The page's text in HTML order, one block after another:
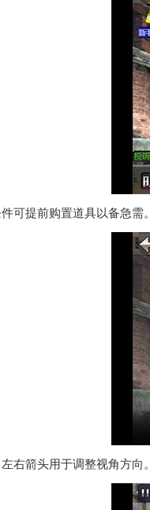
可提前购置道具以备急需。
右箭头用于调整视角方向。